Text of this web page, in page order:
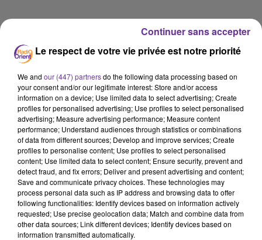
Pluriel (FR)
2 septembre 2019 - 41 min 7 sec
Le respect de votre vie privée est notre priorité
We and our (447) partnersdo the following data processing based on
your consent and/or our legitimate interest: Store and/or access
information on a device; Use limited data to select advertising; Create
profiles for personalised advertising; Use profiles to select personalised
advertising; Measure advertising performance; Measure content
performance; Understand audiences through statistics or combinations
of data from different sources; Develop and improve services; Create
profiles to personalise content; Use profiles to select personalised
content; Use limited data to select content; Ensure security, prevent and
detect fraud, and fix errors; Deliver and present advertising and content;
Save and communicate privacy choices. These technologies may
process personal data such as IP address and browsing data to offer
following functionalities: Identify devices based on information actively
requested; Use precise geolocation data; Match and combine data from
other data sources; Link different devices; Identify devices based on
information transmitted automatically.
Continuer sans accepter